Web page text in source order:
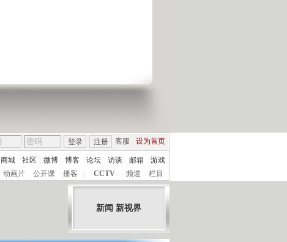
客服 设为首页
登录 注册
商城 社区 微博 博客 论坛 访谈 邮箱
游戏
动画片 公开课 播客 | CCTV 频道 栏目
新闻 新视界